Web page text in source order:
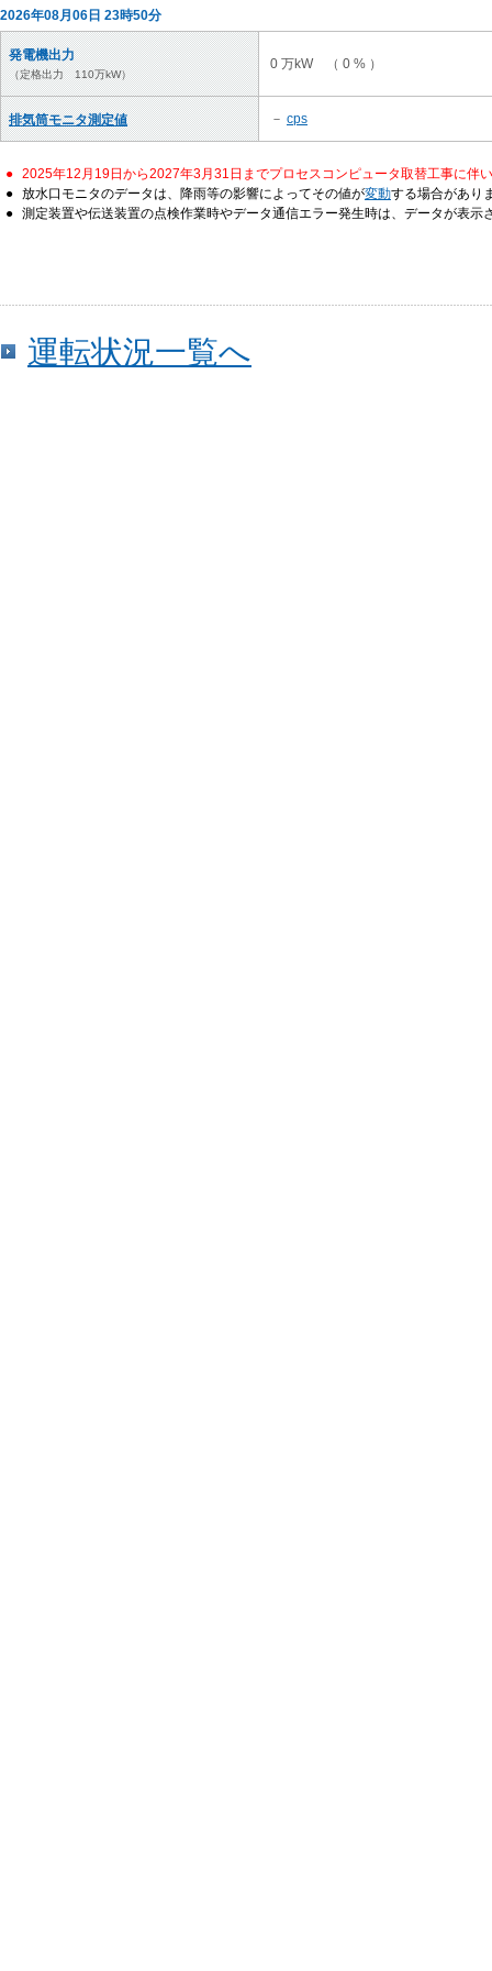
2026年08月06日 23時50分
発電機出力
（定格出力 110万kW）
0 万kW （ 0 % ）
排気筒モニタ測定値 － cps
● 2025年12月19日から2027年3月31日までプロセスコンピュータ取替工事に伴
● 放水口モニタのデータは、降雨等の影響によってその値が変動する場合があり
● 測定装置や伝送装置の点検作業時やデータ通信エラー発生時は、データが表示
運転状況一覧へ